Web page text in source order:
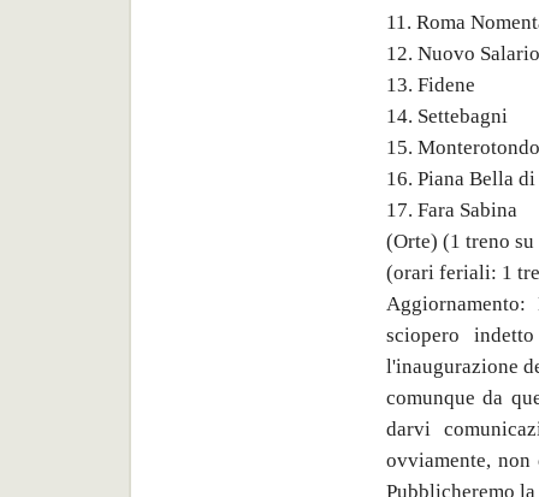
11. Roma
12. Nuovo Salario
13. Fidene
14. Settebagni
15. Monterotondo
16. Piana Bella
17. Fara Sabina
(Orte) (1 treno su
(orari feriali: 1
sciopero
l'inaugurazione
comunque da
darvi
ovviamente,
Pubblicheremo